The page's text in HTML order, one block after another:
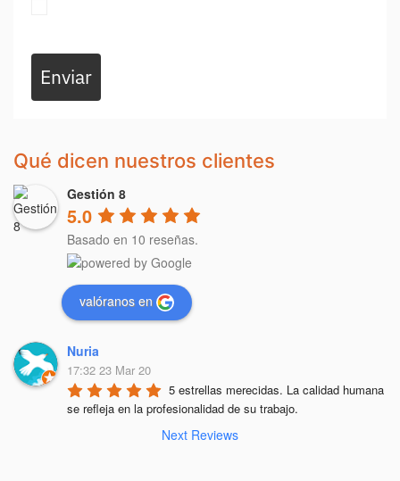
Enviar
Qué dicen nuestros clientes
Gestión 8
5.0
Basado en 10 reseñas.
valóranos en
Nuria
17:32 23 Mar 20
5 estrellas merecidas. La calidad humana
se refleja en la profesionalidad de su trabajo.
Next Reviews